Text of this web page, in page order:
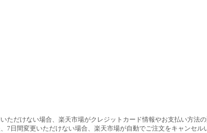
ただけない場合、楽天市場がクレジットカード情報やお支払い方法
7日間変更いただけない場合、楽天市場が自動でご注文をキャンセル